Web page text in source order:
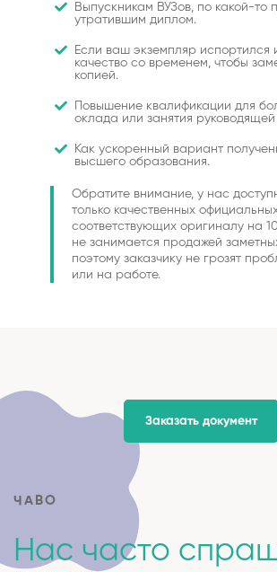
Выпускникам ВУЗов, по какой-то
утратившим диплом.
Если ваш экземпляр испортился
качество со временем, чтобы
копией.
Повышение квалификации для
оклада или занятия
Как ускоренный вариант
высшего образования.
Обратите внимание, у нас
только качественных
соответствующих оригиналу на
не занимается продажей
поэтому заказчику не грозят
или на работе.
Заказать документ
ЧАВО
Нас часто